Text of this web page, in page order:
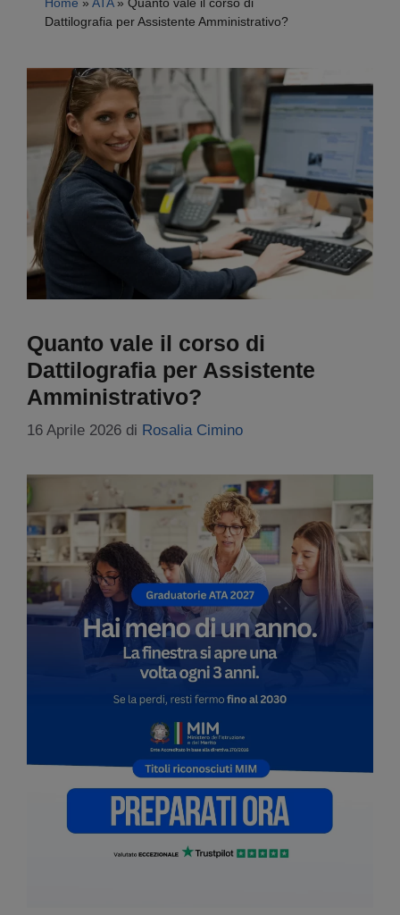
Dattilografia per Assistente Amministrativo?
Quanto vale il corso di
Dattilografia per Assistente
Amministrativo?
16 Aprile 2026 di Rosalia Cimino